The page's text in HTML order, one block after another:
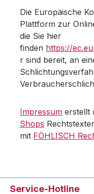
Die Europäische
Plattform zur
die Sie hier
finden https://
r sind bereit, an
Impressum erstellt
Shops
mit FÖHLISCH
Service-Hotline